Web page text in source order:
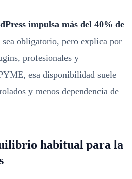
impulsa más del 40% de
obligatorio, pero explica por
profesionales y
esa disponibilidad suele
y menos dependencia de
habitual para la